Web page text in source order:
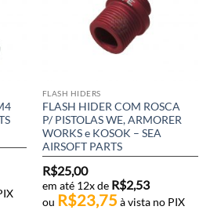
FLASH HIDERS
FLASH HIDER COM ROSCA
P/ PISTOLAS WE, ARMORER
WORKS e KOSOK – SEA
AIRSOFT PARTS
R$25,00
em até 12x de R$2,53
ou R$23,75 à vista no PIX